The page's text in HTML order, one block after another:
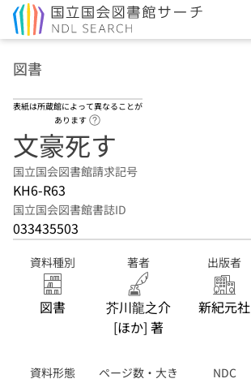
図書
表紙は所蔵館によって異なることが
あります
文豪死す
国立国会図書館請求記号
KH6-R63
国立国会図書館書誌ID
033435503
資料種別
図書
著者
芥川龍之介
[ほか] 著
出版者
新紀元社
資料形態
ページ数・大き
NDC